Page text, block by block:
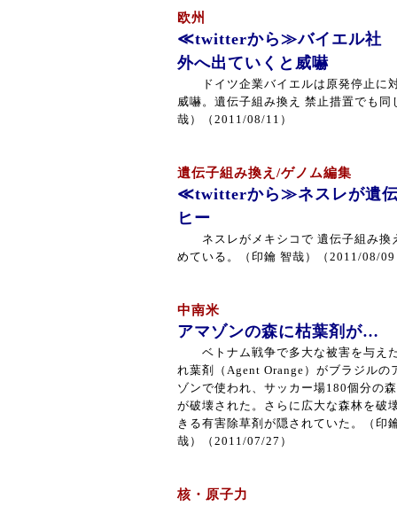
欧州
≪twitterから≫バイエル社
外へ出ていくと威嚇
ドイツ企業バイエルは原発停止に
威嚇。遺伝子組み換え 禁止措置でも同
哉）（2011/08/11）
遺伝子組み換え/ゲノム編集
≪twitterから≫ネスレが遺伝
ヒー
ネスレがメキシコで 遺伝子組み換
めている。（印鑰 智哉）（2011/08/09
中南米
アマゾンの森に枯葉剤が…
ベトナム戦争で多大な被害を与え
れ葉剤（Agent Orange）がブラジルの
ゾンで使われ、サッカー場180個分の
が破壊された。さらに広大な森林を破
きる有害除草剤が隠されていた。（印
哉）（2011/07/27）
核・原子力